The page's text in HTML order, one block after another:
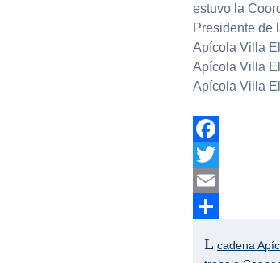
estuvo la
Presidente de
Apícola Villa
Apícola Villa
Apícola Villa
Facebook
Twitter
Email
cadena